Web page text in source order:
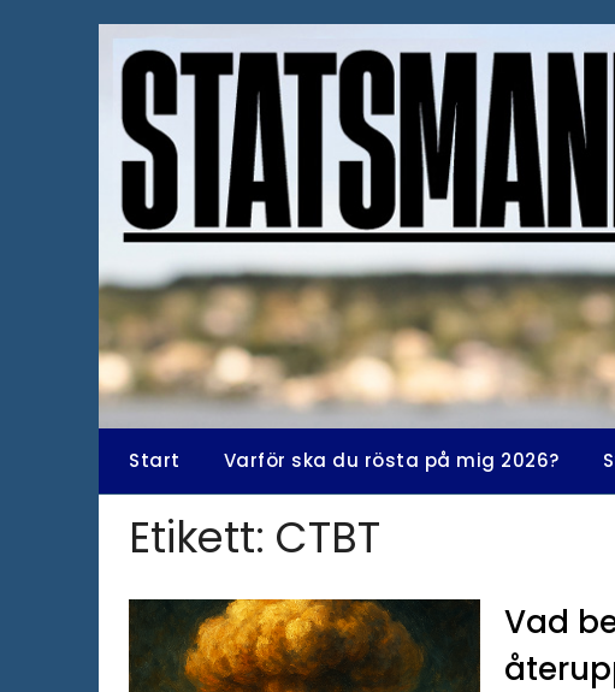
Start Varför ska du rösta på mig 2026?
Etikett: CTBT
Vad